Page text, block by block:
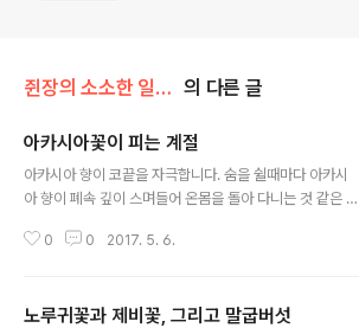
쥔장의 소소한 일상/재미로 찍어보는 스냅사진 의 다른 글
아카시아꽃이 피는 계절
아카시아 향이 코끝을 자극합니다. 숨을 쉴때마다 아카시
아 향이 폐속 깊이 스며들어 온몸을 돌아 다니는 것 같은 상
을 항상 베풀어 줍니다.
0 0 2017. 5. 6.
노루귀꽃과 제비꽃, 그리고 말굽버섯